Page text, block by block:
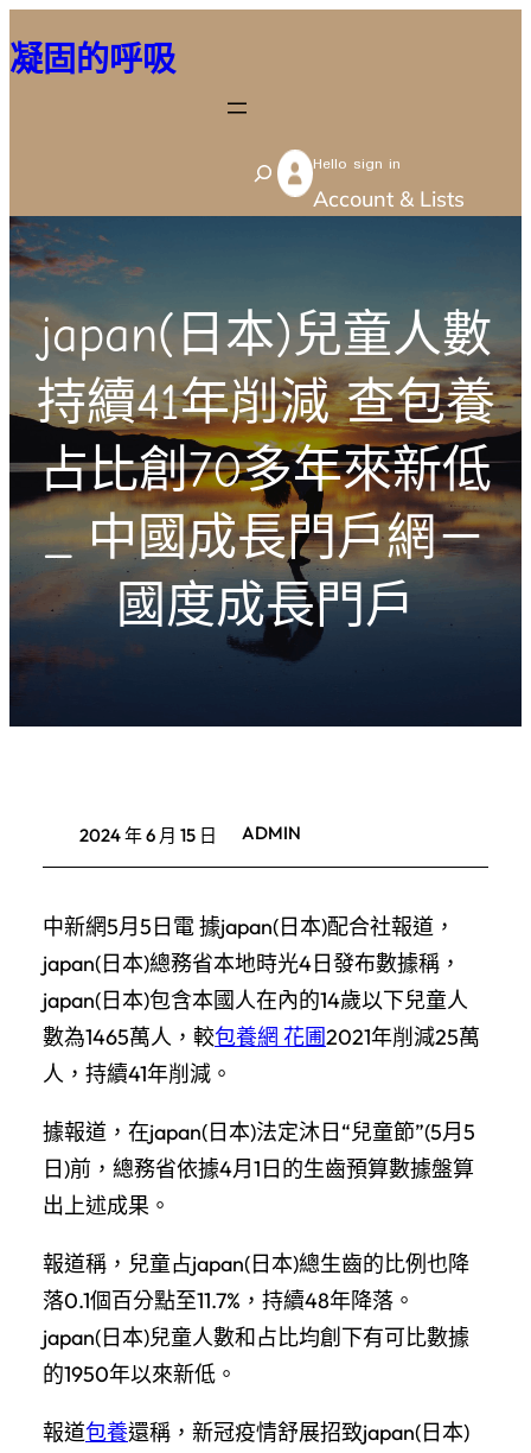
至
容
凝固的呼吸
S
e
c
h
Hello sign in
Account & Lists
japan(日本)兒童人數
持續41年削減 查包養
占比創70多年來新低
_ 中國成長門戶網－
國度成長門戶
2024 年 6 月 15 日 ADMIN
中新網5月5日電 據japan(日本)配合社報道，
japan(日本)總務省本地時光4日發布數據稱，
japan(日本)包含本國人在內的14歲以下兒童人
數為1465萬人，較包養網 花圃2021年削減25萬
人，持續41年削減。
據報道，在japan(日本)法定沐日“兒童節”(5月5
日)前，總務省依據4月1日的生齒預算數據盤算
出上述成果。
報道稱，兒童占japan(日本)總生齒的比例也降
落0.1個百分點至11.7%，持續48年降落。
japan(日本)兒童人數和占比均創下有可比數據
的1950年以來新低。
報道包養還稱，新冠疫情舒展招致japan(日本)